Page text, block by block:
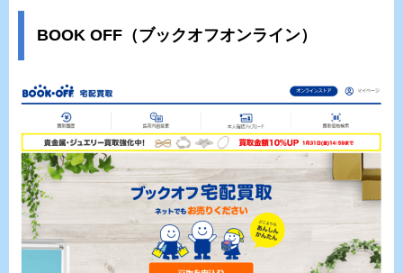
BOOK OFF（ブックオフオンライン）